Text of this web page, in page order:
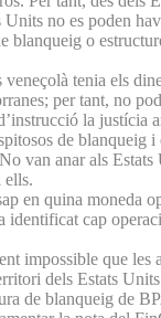
Units no es poden
blanqueig o
veneçolà tenia els
per tant, no
la justícia
de blanqueig
van anar als Estats
ells.
en quina moneda
identificat cap
impossible que les
dels Estats
de blanqueig de